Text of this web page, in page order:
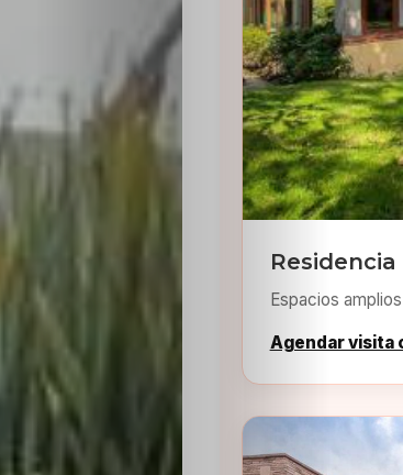
Espacios
Agendar visita